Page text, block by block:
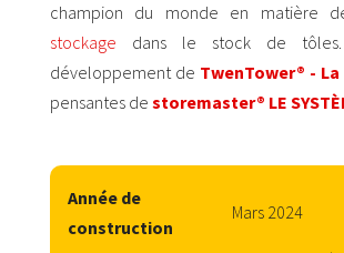
champion du monde en matière
stockage dans le stock de
développement de TwenTower® -
pensantes de storemaster® LE
Année de
construction
Mars 2024